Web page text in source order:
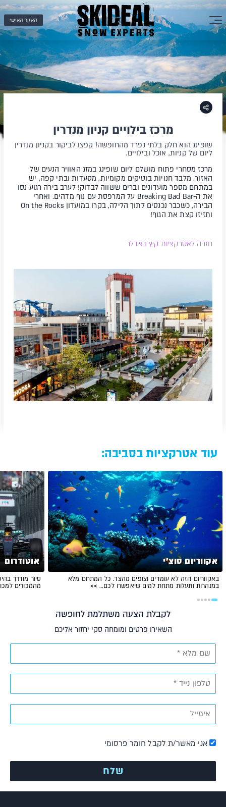
האזור האישי
מרכז בילויים קניון מנדרין
שופינג הוא חלק בלתי נפרד מהחופשה! קפצו לביקור בקניון מנדרין
ליום של קניות, אוכל ובילויים.
מרכז מסחרי פתוח מושלם ליום שופינג במזג האוויר הנעים של
האזור. מלבד חנויות בוטיקים מקומיות, מסעדות ובתי קפה, יש
במתחם מספר מועדונים וברים ששווה לבדוק! לערב בירה רגוע נסו
את ה-Breaking Bad Bar על המרפסת עם נוף מדהים. ואחרי
הבירה, כשכבר נכנסים לתוך הלילה, בקרו במועדון On the Rocks
ותזיזו קצת את הגוף!
חזרה לאטרקציות קיץ באדלר
עוד אטרקציות בסביבה:
אקווריום סוצ'י
באקווריום הזה לא עומדים וצופים מהצד. כל המתחם מלא
במנהרות ותעלות מתחת למים שיאפשרו לכם… >>
אוטודרום
סיור מודרך
מהמכורים
לקבלת הצעה משתלמת לחופשה
השאירו פרטים ומומחה סקי יחזור אליכם
אני מאשר/ת לקבל חומר פרסומי